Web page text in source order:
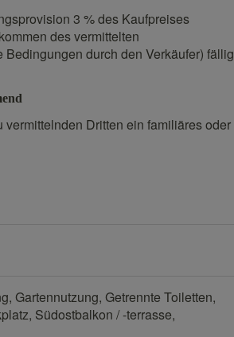
3 % des Kaufpreises
des vermittelten
durch den Verkäufer) fällig
Dritten ein familiäres oder
Gartennutzung Getrennte Toiletten
Südostbalkon / -terrasse